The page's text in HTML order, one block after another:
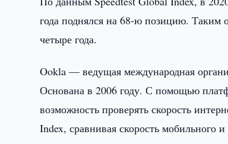
года поднялся на 68-ю позицию. Таким
четыре года.
Ookla — ведущая международная
Основана в 2006 году. С помощью
возможность проверять скорость
Index, сравнивая скорость мобильного